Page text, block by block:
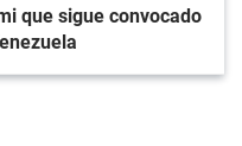
que sigue convocado